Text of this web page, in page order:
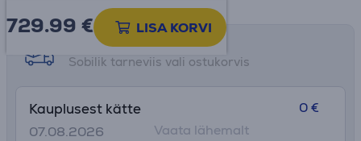
• Tagurpidi ühilduv
Oluline teadaanne: Alates Jaanuarist 2028 välja antud
PlayStation mängud on saadaval PlayStation Store
Jaanuarit on jätkuvalt mängitavad sellel seadmel.
729.99 € LISA KORVI
Tarne võimalused
Sobilik tarneviis vali ostukorvis
Kauplusest kätte
07.08.2026
0 €
Vaata lähemalt